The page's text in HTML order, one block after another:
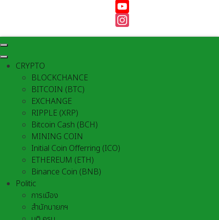
Instagram
CRYPTO
BLOCKCHANCE
BITCOIN (BTC)
EXCHANGE
RIPPLE (XRP)
Bitcoin Cash (BCH)
MINING COIN
Initial Coin Offerring (ICO)
ETHEREUM (ETH)
Binance Coin (BNB)
Politic
การเมือง
สำนักนายกฯ